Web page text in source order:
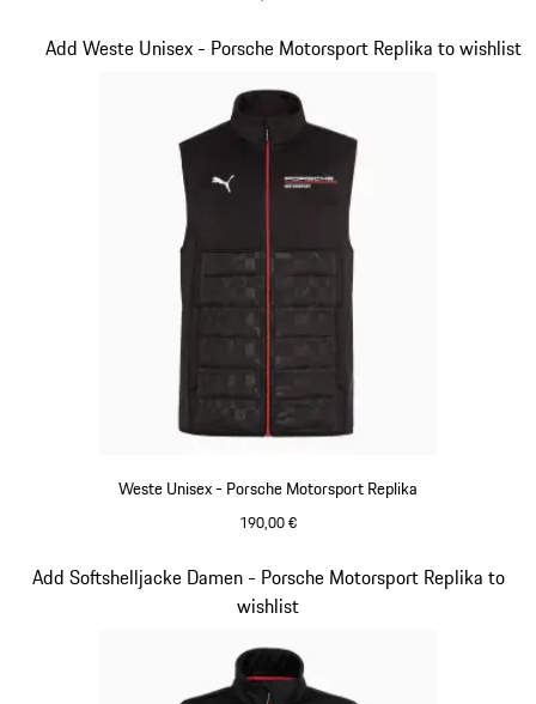
Weste Unisex - Porsche Motorsport Replika
190,00 €
Add Weste Unisex - Porsche Motorsport Replika to wishlist
Slide 11 von 20
Add Softshelljacke Damen - Porsche Motorsport Replika to
wishlist
Slide 12 von 20